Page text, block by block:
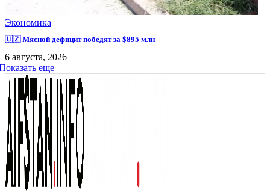
Экономика
🇺🇿 Мясной дефицит победят за $895 млн
6 августа, 2026
еще